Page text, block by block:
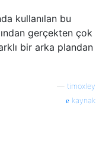
kullanılan bu
gerçekten çok
bir arka plandan
timoxley
kaynak